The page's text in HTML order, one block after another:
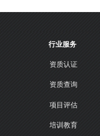
资质认证
资质查询
项目评估
培训教育
行业服务